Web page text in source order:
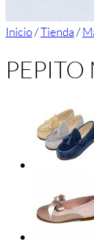
Inicio/Tienda/
PEPITO